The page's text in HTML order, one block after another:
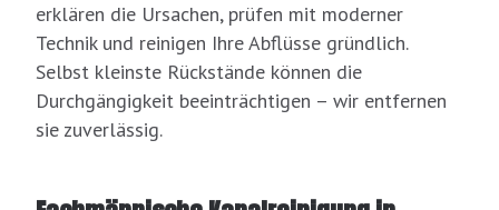
erklären die Ursachen, prüfen mit moderner
Technik und reinigen Ihre Abflüsse gründlich.
Selbst kleinste Rückstände können die
Durchgängigkeit beeinträchtigen – wir entfernen
sie zuverlässig.